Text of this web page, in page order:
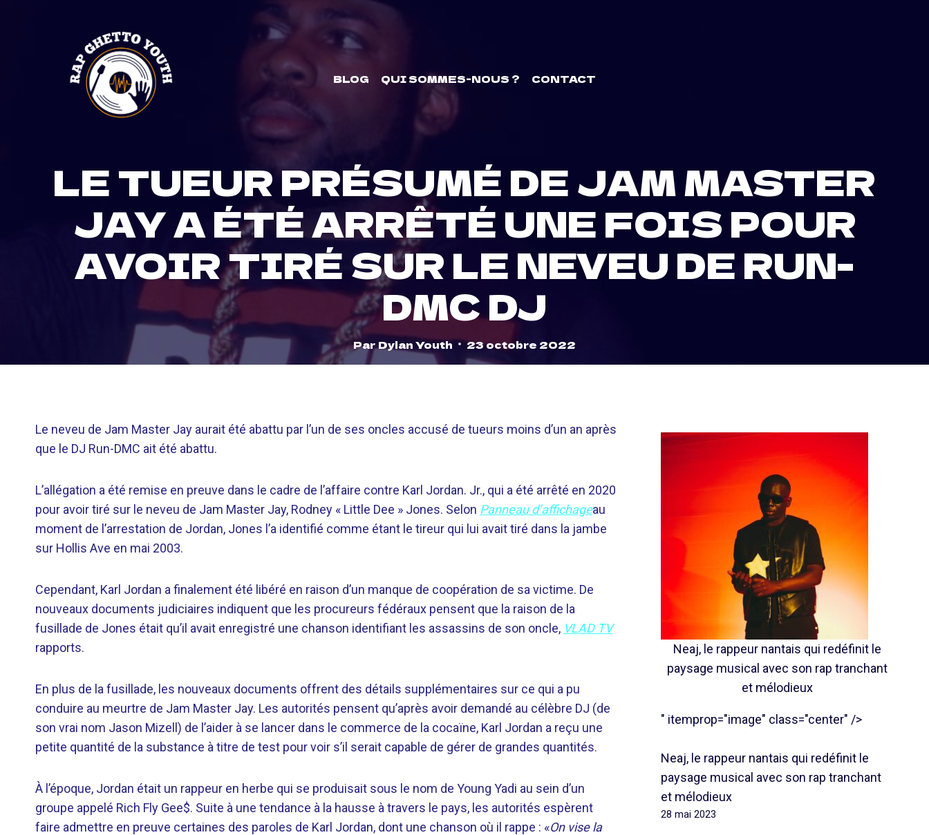
BLOG QUI SOMMES-NOUS ? CONTACT
LE TUEUR PRÉSUMÉ DE JAM MASTER
JAY A ÉTÉ ARRÊTÉ UNE FOIS POUR
AVOIR TIRÉ SUR LE NEVEU DE RUN-
DMC DJ
Par Dylan Youth 23 octobre 2022
Le neveu de Jam Master Jay aurait été abattu par l’un de ses oncles accusé de tueurs moins d’un an après
que le DJ Run-DMC ait été abattu.
L’allégation a été remise en preuve dans le cadre de l’affaire contre Karl Jordan. Jr., qui a été arrêté en 2020
pour avoir tiré sur le neveu de Jam Master Jay, Rodney « Little Dee » Jones. Selon Panneau d’affichageau
moment de l’arrestation de Jordan, Jones l’a identifié comme étant le tireur qui lui avait tiré dans la jambe
sur Hollis Ave en mai 2003.
Cependant, Karl Jordan a finalement été libéré en raison d’un manque de coopération de sa victime. De
nouveaux documents judiciaires indiquent que les procureurs fédéraux pensent que la raison de la
fusillade de Jones était qu’il avait enregistré une chanson identifiant les assassins de son oncle, VLAD TV
rapports.
En plus de la fusillade, les nouveaux documents offrent des détails supplémentaires sur ce qui a pu
conduire au meurtre de Jam Master Jay. Les autorités pensent qu’après avoir demandé au célèbre DJ (de
son vrai nom Jason Mizell) de l’aider à se lancer dans le commerce de la cocaïne, Karl Jordan a reçu une
petite quantité de la substance à titre de test pour voir s’il serait capable de gérer de grandes quantités.
À l’époque, Jordan était un rappeur en herbe qui se produisait sous le nom de Young Yadi au sein d’un
groupe appelé Rich Fly Gee$. Suite à une tendance à la hausse à travers le pays, les autorités espèrent
faire admettre en preuve certaines des paroles de Karl Jordan, dont une chanson où il rappe : «On vise la
Neaj, le rappeur nantais qui redéfinit le
paysage musical avec son rap tranchant
et mélodieux
" itemprop="image" class="center" />
Neaj, le rappeur nantais qui redéfinit le
paysage musical avec son rap tranchant
et mélodieux
28 mai 2023